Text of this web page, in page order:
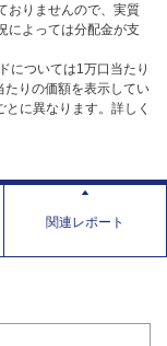
おりませんので、実質
によっては分配金が支
については1万口当たり
りの価額を表示してい
に異なります。詳しく
関連レポート